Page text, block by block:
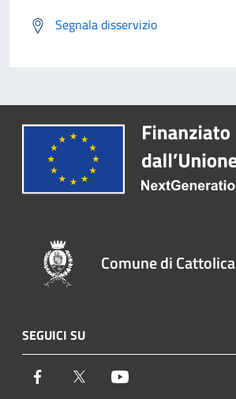
Segnala disservizio
Comune di Cattolica
SEGUICI SU
Facebook Twitter